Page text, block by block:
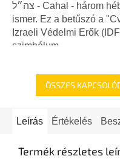
5-
ből
5,0
csillag.
צה״ל - Cahal - három héber betű, amelyet az egész világ
ismer. Ez a betűszó a
Izraeli Védelmi Erők
szimbólum,...
ÖSSZES
Leírás Értékelés
Termék részletes